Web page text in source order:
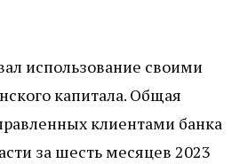
использование своими
капитала. Общая
клиентами банка
за шесть месяцев 2023